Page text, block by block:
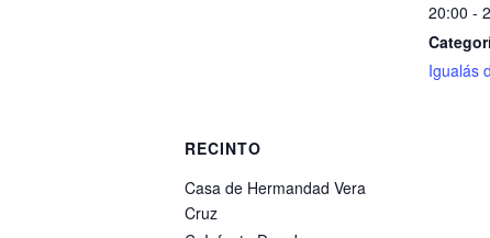
20:00 -
Igualás
RECINTO
Casa de Hermandad Vera
Cruz